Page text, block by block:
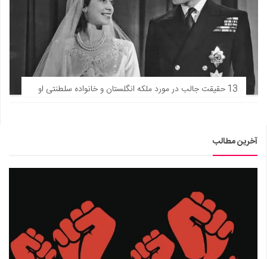
13 حقیقت جالب در مورد ملکه انگلستان و خانواده سلطنتی او
آخرین مطالب